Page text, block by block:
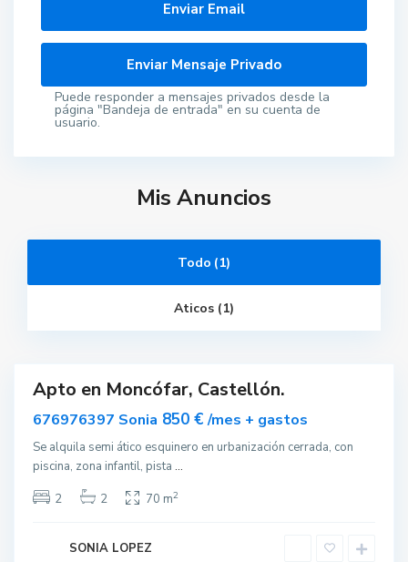
Puede responder a mensajes privados desde la
página "Bandeja de entrada" en su cuenta de
usuario.
Mis Anuncios
Todo (1)
Aticos (1)
s
n
a
Destacado
Apto en Moncófar, Castellón.
676976397 Sonia 850 €/mes + gastos
Se alquila semi ático esquinero en urbanización cerrada, con
piscina, zona infantil, pista ...
2
2 70 m2
SONIA LOPEZ